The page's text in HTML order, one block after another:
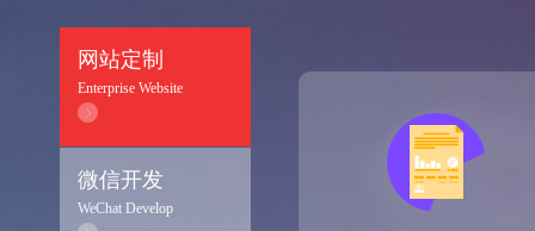
网站定制
Enterprise Website
微信开发
WeChat Develop